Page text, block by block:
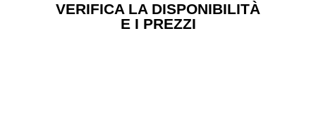
VERIFICA LA DISPONIBILITÀ
E I PREZZI